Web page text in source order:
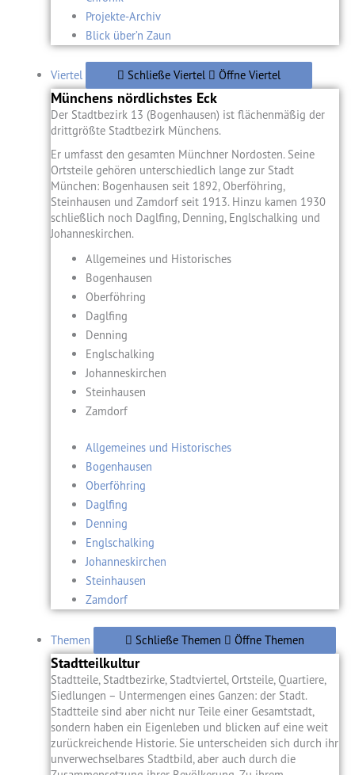
Projekte-Archiv
Blick über’n Zaun
Viertel Schließe Viertel Öffne Viertel
Münchens nördlichstes Eck
Der Stadtbezirk 13 (Bogenhausen) ist flächenmäßig der
drittgrößte Stadtbezirk Münchens.
Er umfasst den gesamten Münchner Nordosten. Seine
Ortsteile gehören unterschiedlich lange zur Stadt
München: Bogenhausen seit 1892, Oberföhring,
Steinhausen und Zamdorf seit 1913. Hinzu kamen 1930
schließlich noch Daglfing, Denning, Englschalking und
Johanneskirchen.
Allgemeines und Historisches
Bogenhausen
Oberföhring
Daglfing
Denning
Englschalking
Johanneskirchen
Steinhausen
Zamdorf
Allgemeines und Historisches
Bogenhausen
Oberföhring
Daglfing
Denning
Englschalking
Johanneskirchen
Steinhausen
Zamdorf
Themen Schließe Themen Öffne Themen
Stadtteilkultur
Stadtteile, Stadtbezirke, Stadtviertel, Ortsteile, Quartiere,
Siedlungen – Untermengen eines Ganzen: der Stadt.
Stadtteile sind aber nicht nur Teile einer Gesamtstadt,
sondern haben ein Eigenleben und blicken auf eine weit
zurückreichende Historie. Sie unterscheiden sich durch ihr
unverwechselbares Stadtbild, aber auch durch die